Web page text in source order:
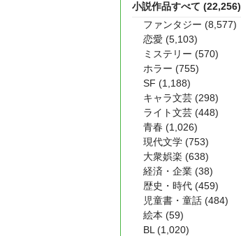
小説作品すべて (22,256)
ファンタジー (8,577)
恋愛 (5,103)
ミステリー (570)
ホラー (755)
SF (1,188)
キャラ文芸 (298)
ライト文芸 (448)
青春 (1,026)
現代文学 (753)
大衆娯楽 (638)
経済・企業 (38)
歴史・時代 (459)
児童書・童話 (484)
絵本 (59)
BL (1,020)